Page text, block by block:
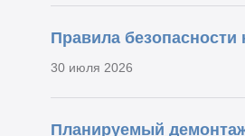
Правила безопасности
30 июля 2026
Планируемый